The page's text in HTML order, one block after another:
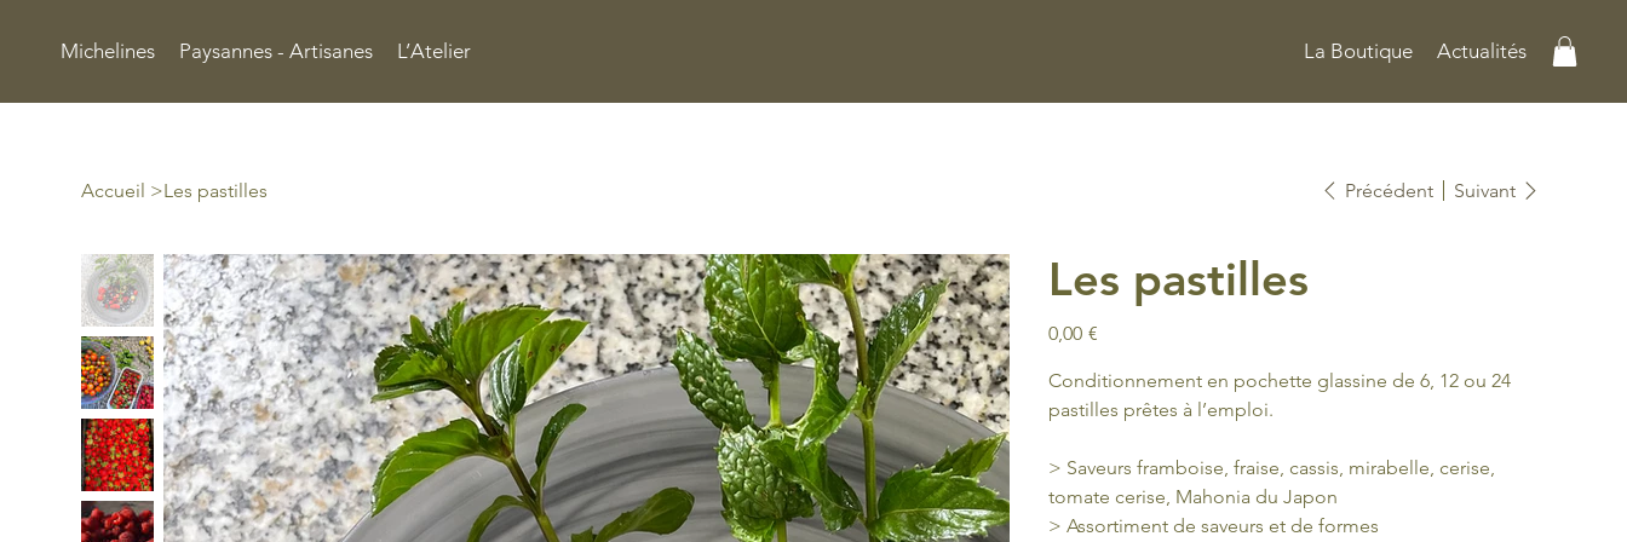
Michelines Paysannes - Artisanes L’Atelier Actualités
La Boutique
Accueil >Les pastilles Précédent Suivant
Les pastilles
Prix
0,00 €
Conditionnement en pochette glassine de 6, 12 ou 24
pastilles prêtes à l’emploi.
> Saveurs framboise, fraise, cassis, mirabelle, cerise,
tomate cerise, Mahonia du Japon
> Assortiment de saveurs et de formes